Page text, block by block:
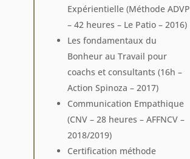
Expérientielle (Méthode ADVP
– 42 heures – Le Patio – 2016)
Les fondamentaux du
Bonheur au Travail pour
coachs et consultants (16h –
Action Spinoza – 2017)
Communication Empathique
(CNV – 28 heures – AFFNCV –
2018/2019)
Certification méthode